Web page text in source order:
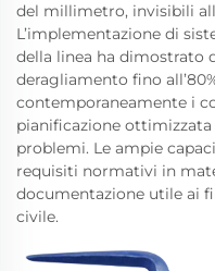
del millimetro, invisibili
L’implementazione di
della linea ha dimostrato
deragliamento fino
contemporaneamente i
pianificazione
problemi. Le ampie
requisiti normativi in
documentazione utile ai
civile.